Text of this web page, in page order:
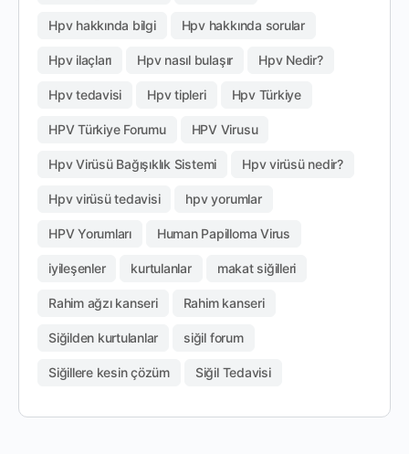
Hpv hakkında bilgi Hpv hakkında sorular
Hpv ilaçları Hpv nasıl bulaşır Hpv Nedir?
Hpv tedavisi Hpv tipleri Hpv Türkiye
HPV Türkiye Forumu HPV Virusu
Hpv Virüsü Bağışıklık Sistemi Hpv virüsü nedir?
Hpv virüsü tedavisi hpv yorumlar
HPV Yorumları Human Papilloma Virus
iyileşenler kurtulanlar makat siğilleri
Rahim ağzı kanseri Rahim kanseri
Siğilden kurtulanlar siğil forum
Siğillere kesin çözüm Siğil Tedavisi